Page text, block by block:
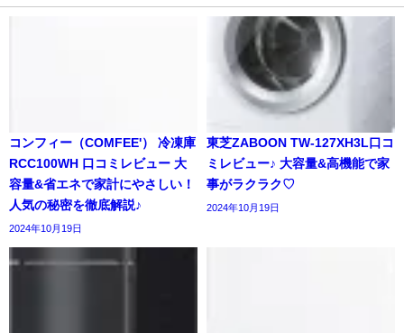
コンフィー（COMFEE'） 冷凍庫
RCC100WH 口コミレビュー 大
容量&省エネで家計にやさしい！
人気の秘密を徹底解説♪
2024年10月19日
東芝ZABOON TW-127XH3L口コ
ミレビュー♪ 大容量&高機能で家
事がラクラク♡
2024年10月19日